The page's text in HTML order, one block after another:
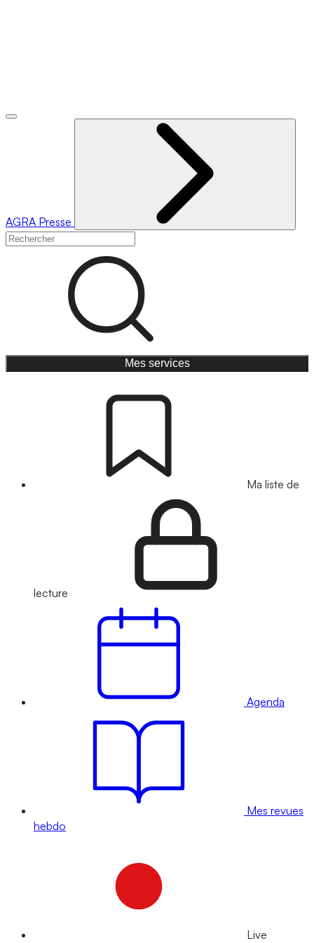
AGRA Presse
Mes services
Ma liste de
lecture
Agenda
Mes revues
hebdo
Live